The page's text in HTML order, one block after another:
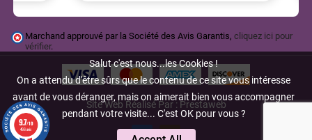
Salut c'est nous...les Cookies !
On a attendu d'être sûrs que le contenu de ce site vous intéresse
avant de vous déranger, mais on aimerait bien vous accompagner
pendant votre visite... C'est OK pour vous ?
Marchand approuvé par la Société des Avis Garantis, cliquez ici pour
vérifier.
Site Web Réalisé Par : Prestaweb
9.7/10
466 avis